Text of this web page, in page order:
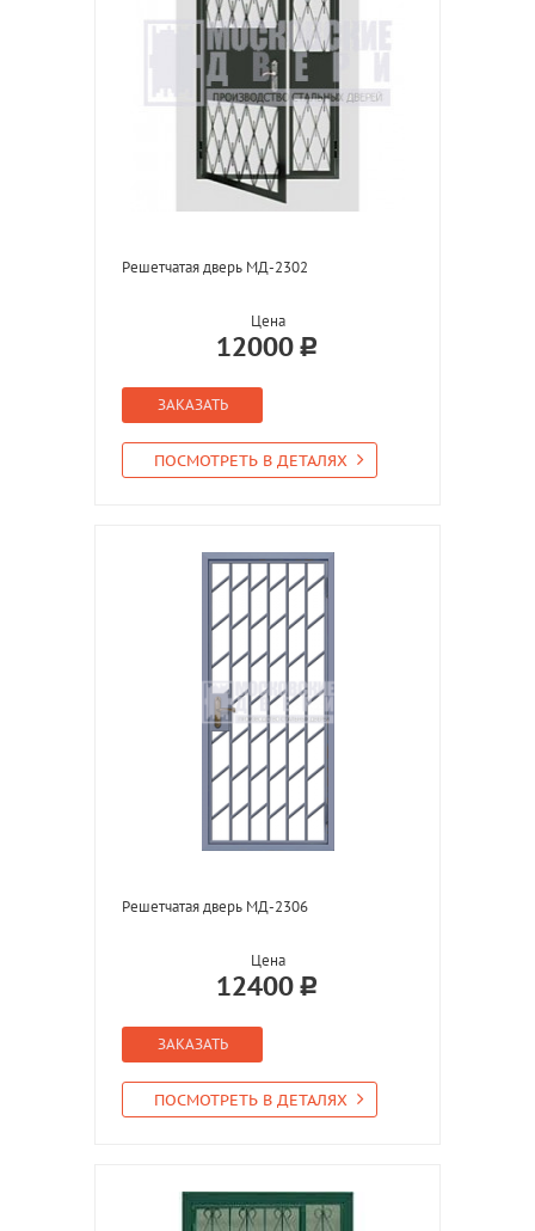
Решетчатая дверь МД-2302
Цена
12000
ЗАКАЗАТЬ
ПОСМОТРЕТЬ В ДЕТАЛЯХ
Решетчатая дверь МД-2306
Цена
12400
ЗАКАЗАТЬ
ПОСМОТРЕТЬ В ДЕТАЛЯХ